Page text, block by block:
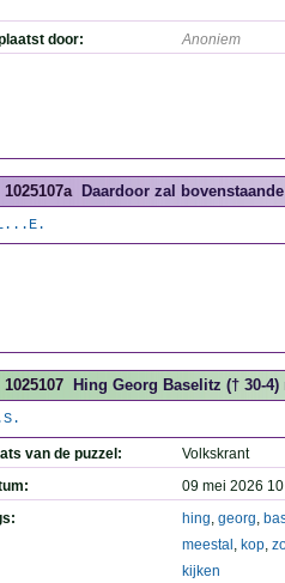
door: Anoniem
1025107a Daardoor zal
1025107 Hing Georg Baselitz († 30-
van de puzzel:
Volkskrant
09 mei 2026
hing, georg,
meestal , kop,
kijken